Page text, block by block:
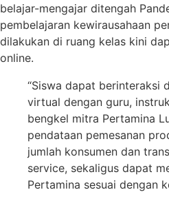
belajar-mengajar ditengah
pembelajaran kewirausahaan
dilakukan di ruang kelas kini
online.
“Siswa dapat berinteraksi
virtual dengan guru,
bengkel mitra Pertamina
pendataan pemesanan
jumlah konsumen dan
service, sekaligus dapat
Pertamina sesuai dengan